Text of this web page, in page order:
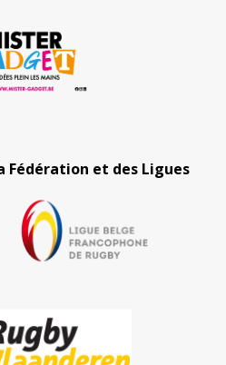
Fédération et des Ligues